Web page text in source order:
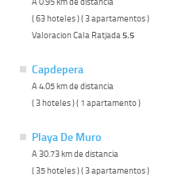
( 63 hoteles ) ( 3 apartamentos )
Valoracion Cala Ratjada 5.5
Capdepera
A 4.05 km de distancia
( 3 hoteles ) ( 1 apartamento )
Playa De Muro
A 30.73 km de distancia
( 35 hoteles ) ( 3 apartamentos )